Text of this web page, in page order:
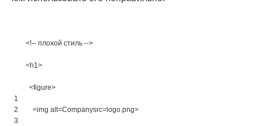
1
2
3
<!-- плохой стиль -->
<h1>
<figure>
<img alt=Companysrc= logo.png>